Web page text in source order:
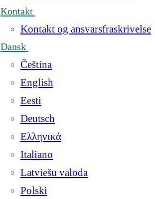
Kontakt
Kontakt og ansvarsfraskrivelse
Dansk
Čeština
English
Eesti
Deutsch
Ελληνικά
Italiano
Latviešu valoda
Polski